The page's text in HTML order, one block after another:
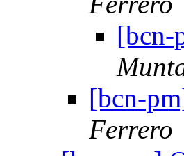
[bcn-
[bcn-
Ferrero